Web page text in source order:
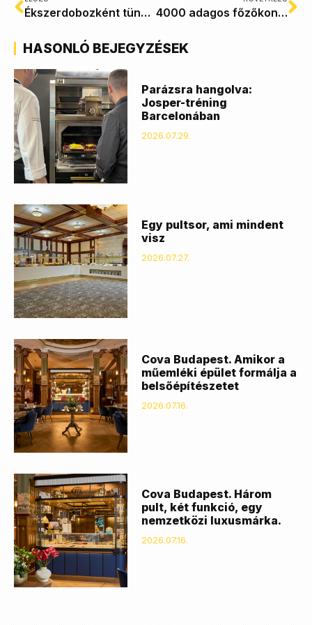
Ékszerdobozként tündöklő étterem a Szervita téren 4000 adagos főzőkonyha és kantin a Coninvest kivitelezésében
HASONLÓ BEJEGYZÉSEK
Parázsra hangolva:
Josper-tréning
Barcelonában
2026.07.29.
Egy pultsor, ami mindent
visz
2026.07.27.
Cova Budapest. Amikor a
műemléki épület formálja a
belsőépítészetet
2026.07.16.
Cova Budapest. Három
pult, két funkció, egy
nemzetközi luxusmárka.
2026.07.16.